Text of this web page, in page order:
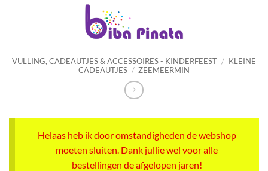
VULLING, CADEAUTJES & ACCESSOIRES - KINDERFEEST / KLEINE
CADEAUTJES / ZEEMEERMIN
Helaas heb ik door omstandigheden de webshop
moeten sluiten. Dank jullie wel voor alle
bestellingen de afgelopen jaren!